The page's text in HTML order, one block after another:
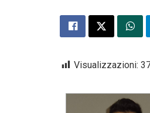
Visualizzazioni: